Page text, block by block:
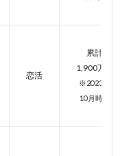
恋活
累計
1,900万人
※2023年
10月時点